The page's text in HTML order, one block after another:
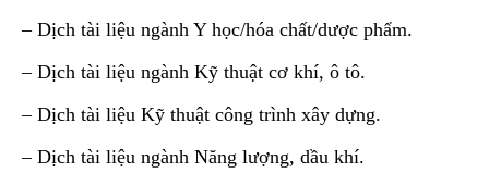
– Dịch tài liệu ngành Y học/hóa chất/dược phẩm.
– Dịch tài liệu ngành Kỹ thuật cơ khí, ô tô.
– Dịch tài liệu Kỹ thuật công trình xây dựng.
– Dịch tài liệu ngành Năng lượng, dầu khí.